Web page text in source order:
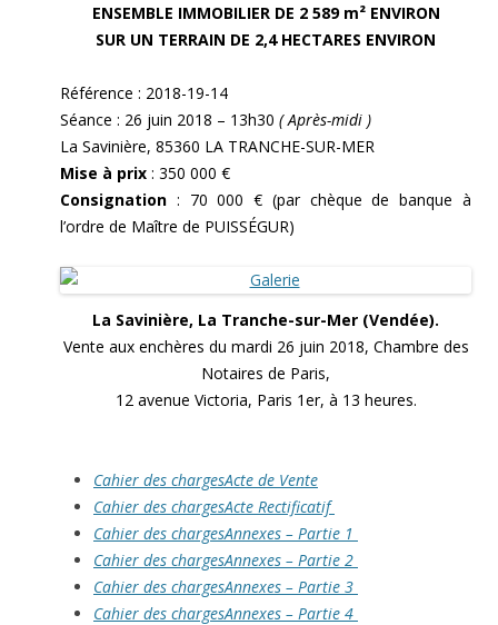
ENSEMBLE IMMOBILIER DE 2 589 m² ENVIRON
SUR UN TERRAIN DE 2,4 HECTARES ENVIRON
Référence : 2018-19-14
Séance : 26 juin 2018 – 13h30 ( Après-midi )
La Savinière, 85360 LA TRANCHE-SUR-MER
Mise à prix : 350 000 €
Consignation : 70 000 € (par chèque de banque à
l’ordre de Maître de PUISSÉGUR)
La Savinière, La Tranche-sur-Mer (Vendée).
Vente aux enchères du mardi 26 juin 2018, Chambre des
Notaires de Paris,
12 avenue Victoria, Paris 1er, à 13 heures.
Cahier des chargesActe de Vente
Cahier des chargesActe Rectificatif
Cahier des chargesAnnexes – Partie 1
Cahier des chargesAnnexes – Partie 2
Cahier des chargesAnnexes – Partie 3
Cahier des chargesAnnexes – Partie 4